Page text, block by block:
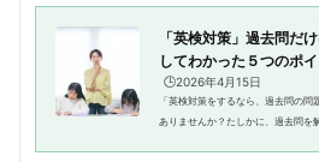
「英検対策」過去問だ
してわかった５つのポ
🕒️2026年4月15日
「英検対策をするなら、過去問の
ありませんか？たしかに、過去問を